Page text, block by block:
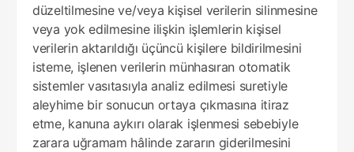
düzeltilmesine ve/veya kişisel verilerin silinmesine
veya yok edilmesine ilişkin işlemlerin kişisel
verilerin aktarıldığı üçüncü kişilere bildirilmesini
isteme, işlenen verilerin münhasıran otomatik
sistemler vasıtasıyla analiz edilmesi suretiyle
aleyhime bir sonucun ortaya çıkmasına itiraz
etme, kanuna aykırı olarak işlenmesi sebebiyle
zarara uğramam hâlinde zararın giderilmesini